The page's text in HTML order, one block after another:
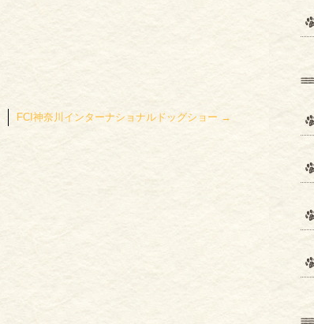
FCI神奈川インターナショナルドッグショー →